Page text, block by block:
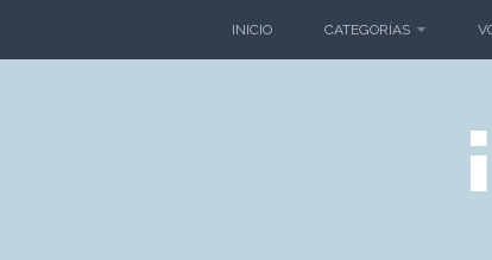
INICIO CATEGORÍAS